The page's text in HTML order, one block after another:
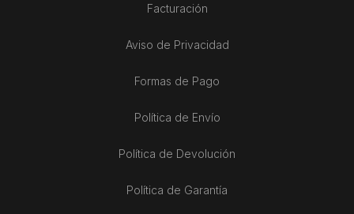
Facturación
Aviso de Privacidad
Formas de Pago
Política de Envío
Política de Devolución
Política de Garantía